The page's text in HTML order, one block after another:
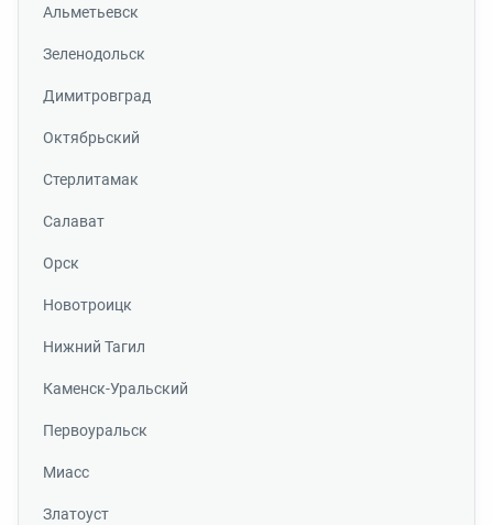
Альметьевск
Зеленодольск
Димитровград
Октябрьский
Стерлитамак
Салават
Орск
Новотроицк
Нижний Тагил
Каменск-Уральский
Первоуральск
Миасс
Златоуст